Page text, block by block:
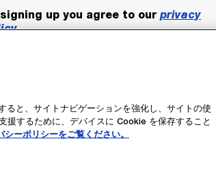
signing up you agree to our privacy
.
ると、サイトナビゲーションを強化し、サイトの使
援するために、デバイスに Cookie を保存すること
シーポリシーをご覧ください。